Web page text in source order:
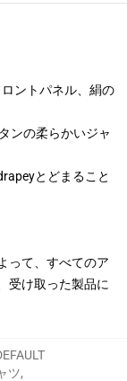
ントパネル、絹の
ンの柔らかいジャ
とどまること
って、すべてのア
受け取った製品に
ツ,